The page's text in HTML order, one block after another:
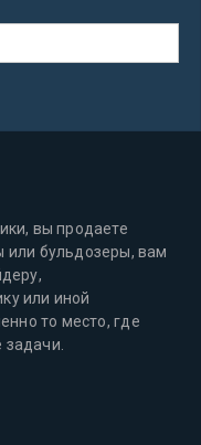
вы продаете
или бульдозеры, вам
или иной
то место, где